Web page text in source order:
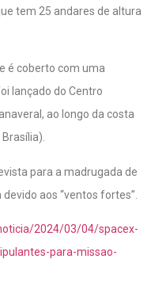
tem 25 andares de altura
é coberto com uma
lançado do Centro
ao longo da costa
para a madrugada de
aos “ventos fortes”.
2024/03/04/spacex-
para-missao-